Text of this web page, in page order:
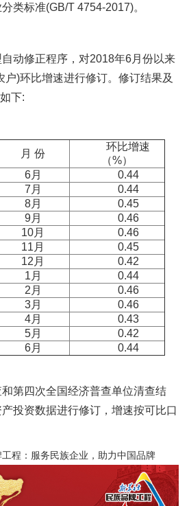
类标准(GB/T 4754-2017)。
动修正程序，对2018年6月份以来
户)环比增速进行修订。修订结果及
下:
月 份
环比增速
（%）
6月
0.44
7月
0.44
8月
0.45
9月
0.46
10月
0.46
11月
0.45
12月
0.42
1月
0.44
2月
0.46
3月
0.46
4月
0.43
5月
0.42
6月
0.44
第四次全国经济普查单位清查结
投资数据进行修订，增速按可比口
程：服务民族企业，助力中国品牌